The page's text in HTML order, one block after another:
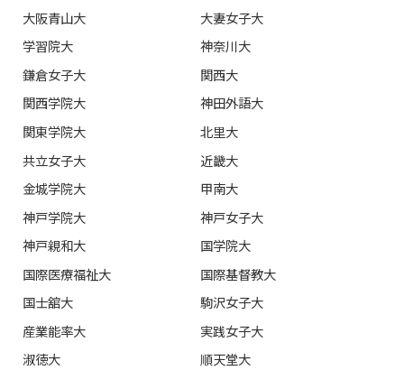
大阪青山大
大妻女子大
学習院大
神奈川大
鎌倉女子大
関西大
関西学院大
神田外語大
関東学院大
北里大
共立女子大
近畿大
金城学院大
甲南大
神戸学院大
神戸女子大
神戸親和大
国学院大
国際医療福祉大
国際基督教大
国士舘大
駒沢女子大
産業能率大
実践女子大
淑徳大
順天堂大